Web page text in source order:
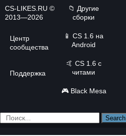
CS-LIKES.RU ©
2013—2026
Центр
сообщества
Поддержка
📁 Другие
сборки
📱 CS 1.6 на
Android
🤙 CS 1.6 с
читами
🎮 Black Mesa
Search